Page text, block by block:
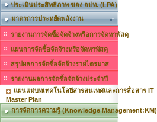
ประเมินประสิทธิภาพ ของ อปท. (LPA)
มาตรการประหยัดพลังงาน
รายงานการจัดซื้อจัดจ้างหรือการจัดหาพัสดุ
แผนการจัดซื้อจัดจ้างหรือจัดหาพัสดุ
สรุปผลการจัดซื้อจัดจ้างรายไตรมาส
รายงานผลการจัดซื้อจัดจ้างประจำปี
แผนแม่บทเทคโนโลยีสารสนเทศและการสื่อสาร IT
Master Plan
การจัดการความรู้ (Knowledge Management:KM)